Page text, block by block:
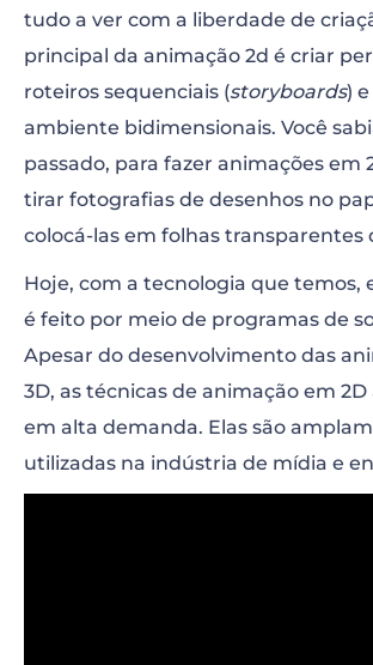
tudo a ver com a liberdade de
principal da animação 2d é criar
roteiros sequenciais (storyboards)
ambiente bidimensionais. Você
passado, para fazer animações em
tirar fotografias de desenhos no
colocá-las em folhas transparentes
Hoje, com a tecnologia que temos,
é feito por meio de programas de
Apesar do desenvolvimento das
3D, as técnicas de animação em
em alta demanda. Elas são
utilizadas na indústria de mídia e